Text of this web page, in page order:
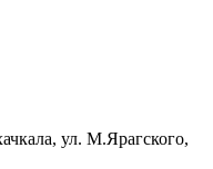
ул. М.Ярагского,